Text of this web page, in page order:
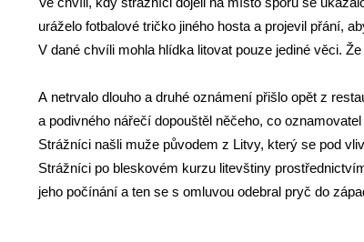
uráželo fotbalové tričko jiného hosta a projevil přání,
V dané chvíli mohla hlídka litovat pouze jediné věci.
A netrvalo dlouho a druhé oznámení přišlo opět z
a podivného nářečí dopouštěl něčeho, co
Strážníci našli muže původem z Litvy, který se pod
Strážníci po bleskovém kurzu litevštiny
jeho počínání a ten se s omluvou odebral pryč do